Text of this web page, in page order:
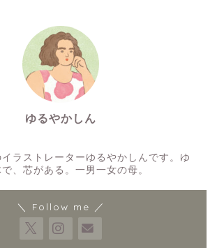
ゆるやかしん
ラストレーターゆるやかしんです。ゆ
、芯がある。一男一女の母。
＼ Follow me ／